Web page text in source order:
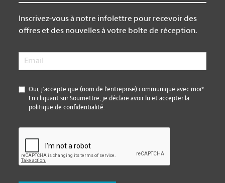
Inscrivez-vous à notre infolettre pour recevoir des
offres et des nouvelles à votre boîte de réception.
Email
*
Oui, j’accepte que (nom de l’entreprise) communique avec moi*.
En cliquant sur Soumettre, je déclare avoir lu et accepter la
politique de confidentialité.